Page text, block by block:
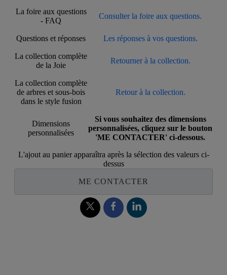
La foire aux questions
- FAQ
Consulter la foire aux questions.
Questions et réponses Les réponses à vos questions.
La collection complète
de la Joie
Retourner à la collection.
La collection complète
de arbres et sous-bois
dans le style fusion
Retour à la collection.
Dimensions
personnalisées
Si vous souhaitez des dimensions
personnalisées, cliquez sur le bouton
'ME CONTACTER' ci-dessous.
L'ajout au panier apparaîtra après la sélection des valeurs ci-
dessus
ME CONTACTER